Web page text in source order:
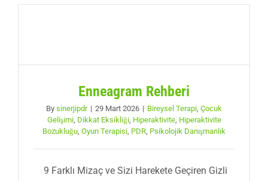
Enneagram Rehberi
By sinerjipdr | 29 Mart 2026 | Bireysel Terapi, Çocuk
Gelişimi, Dikkat Eksikliği, Hiperaktivite, Hiperaktivite
Bozukluğu, Oyun Terapisi, PDR, Psikolojik Danışmanlık
9 Farklı Mizaç ve Sizi Harekete Geçiren Gizli